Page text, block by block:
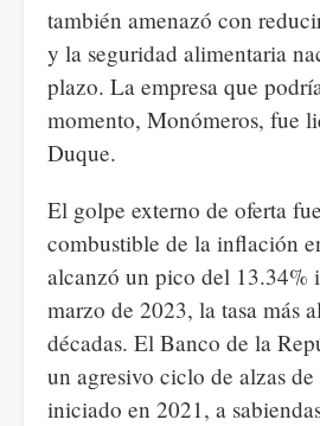
también amenazó con
y la seguridad alimentaria
plazo. La empresa que
momento, Monómeros, fue
Duque.
El golpe externo de oferta
combustible de la inflación
alcanzó un pico del 13.34%
marzo de 2023, la tasa más
décadas. El Banco de la
un agresivo ciclo de alzas de
iniciado en 2021, a